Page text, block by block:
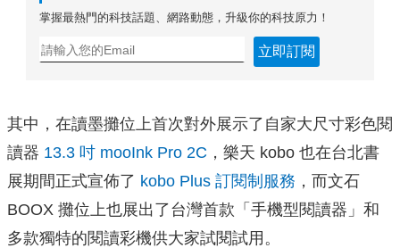
掌握最熱門的科技話題、網路動態，升級你的科技原力！
立即訂閱
其中，在讀墨攤位上首次對外展示了自家大尺寸彩色閱
讀器 13.3 吋 mooInk Pro 2C ，樂天 kobo 也在台北書
展期間正式宣佈了 kobo Plus 訂閱制服務 ，而文石
BOOX 攤位上也展出了台灣首款「手機型閱讀器」和
多款獨特的閱讀彩機供大家試閱試用。